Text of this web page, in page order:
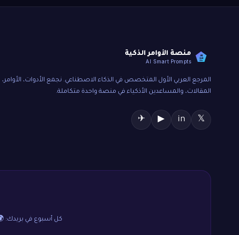
AI
SP
منصة الأوامر الذكية
AI Smart Prompts
المرجع العربي الأول المتخصص في الذكاء الاصطناعي. نجمع الأدوات، الأوامر،
المقالات، والمساعدين الأذكياء في منصة واحدة متكاملة.
𝕏
in
▶
✈
كل أسبوع في بريدك: